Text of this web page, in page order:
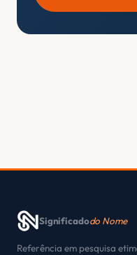
Significadodo Nome
Referência em pesquisa